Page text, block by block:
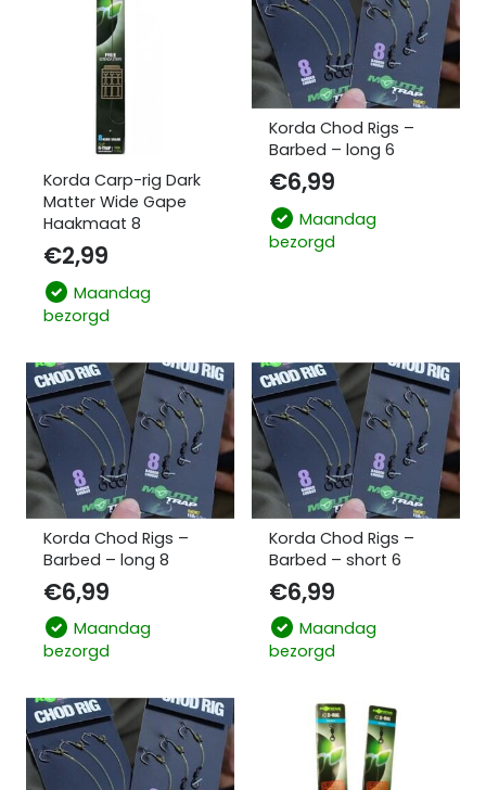
Korda Carp-rig Dark
Matter Wide Gape
Haakmaat 8
€2,99
Maandag
bezorgd
Korda Chod Rigs –
Barbed – long 6
€6,99
Maandag
bezorgd
Korda Chod Rigs –
Barbed – long 8
€6,99
Maandag
bezorgd
Korda Chod Rigs –
Barbed – short 6
€6,99
Maandag
bezorgd